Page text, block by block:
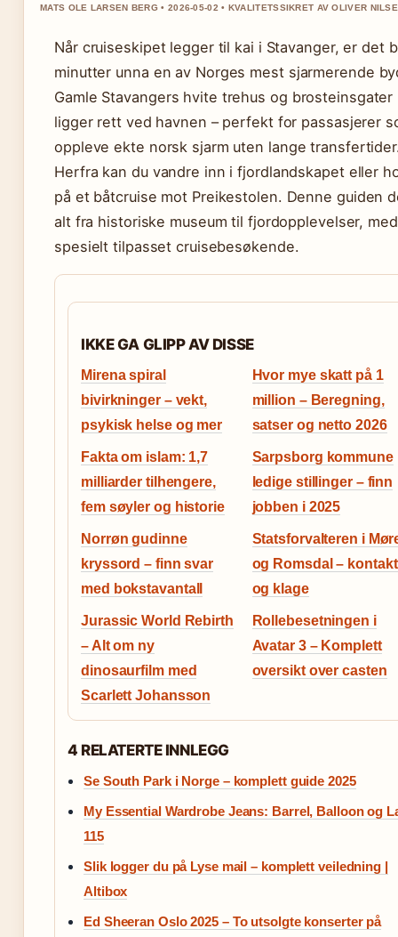
MATS OLE LARSEN BERG • 2026-05-02 • KVALITETSSIKRET AV OLIVER
Når cruiseskipet legger til kai i Stavanger, er det
minutter unna en av Norges mest sjarmerende
Gamle Stavangers hvite trehus og brosteinsgater
ligger rett ved havnen – perfekt for passasjerer
oppleve ekte norsk sjarm uten lange
Herfra kan du vandre inn i fjordlandskapet eller
på et båtcruise mot Preikestolen. Denne guiden
alt fra historiske museum til fjordopplevelser,
spesielt tilpasset cruisebesøkende.
IKKE GA GLIPP AV DISSE
Mirena spiral
bivirkninger – vekt,
psykisk helse og mer
Hvor mye skatt på 1
million – Beregning,
satser og netto 2026
Fakta om islam: 1,7
milliarder tilhengere,
fem søyler og historie
Sarpsborg kommune
ledige stillinger – finn
jobben i 2025
Norrøn gudinne
kryssord – finn svar
med bokstavantall
Statsforvalteren i
og Romsdal – kontakt
og klage
Jurassic World Rebirth
– Alt om ny
dinosaurfilm med
Scarlett Johansson
Rollebesetningen i
Avatar 3 – Komplett
oversikt over casten
4 RELATERTE INNLEGG
Se South Park i Norge – komplett guide 2025
My Essential Wardrobe Jeans: Barrel, Balloon og
115
Slik logger du på Lyse mail – komplett veiledning |
Altibox
Ed Sheeran Oslo 2025 – To utsolgte konserter på